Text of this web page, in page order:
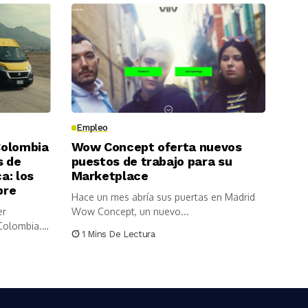
de
los
Empleo
Wow Concept oferta nuevos
puestos de trabajo para su
Marketplace
Hace un mes abría sus puertas en Madrid
Wow Concept, un nuevo...
1 Mins De Lectura